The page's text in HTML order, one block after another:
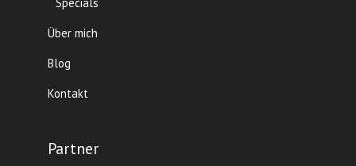
Über mich
Blog
Kontakt
Partner